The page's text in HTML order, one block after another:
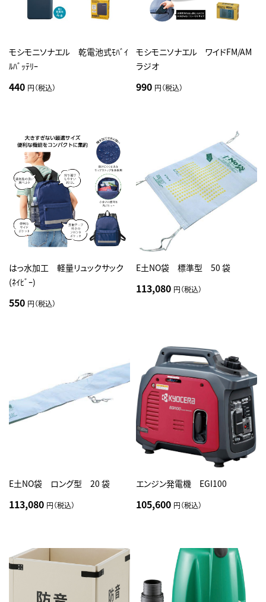
モシモニソナエル 乾電池式ﾓﾊﾞｲ
ﾙﾊﾞｯﾃﾘｰ
440 円（税込）
モシモニソナエル ワイドFM/AM
ラジオ
990 円（税込）
はっ水加工 軽量リュックサック
(ﾈｲﾋﾞｰ)
550 円（税込）
E土NO袋 標準型 50 袋
113,080 円（税込）
E土NO袋 ロング型 20 袋
113,080 円（税込）
エンジン発電機 EGI100
105,600 円（税込）